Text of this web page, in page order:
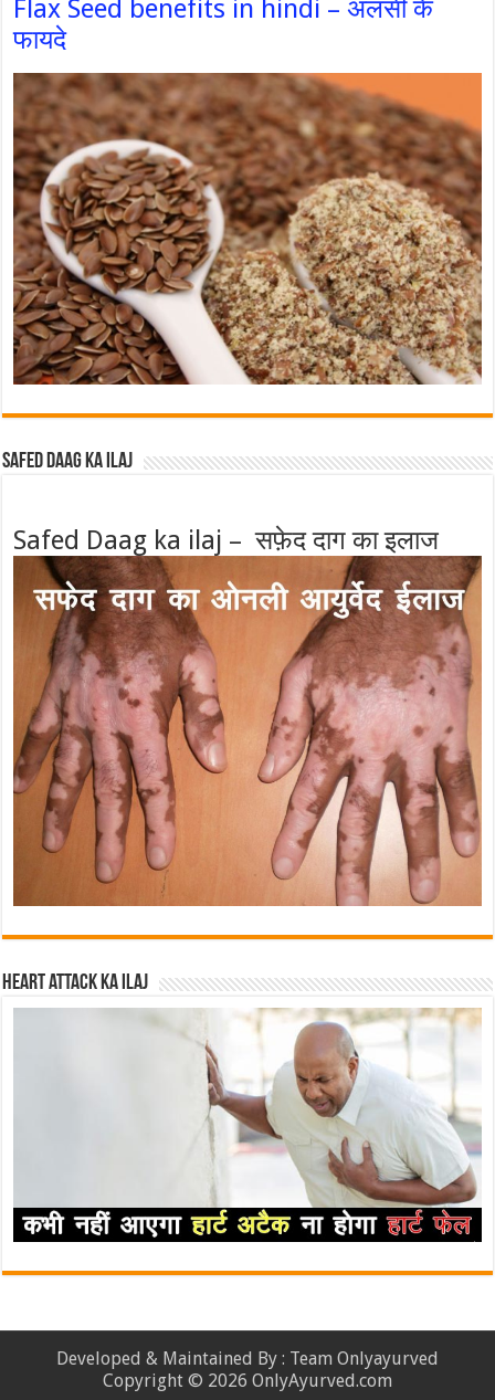
Flax Seed benefits in hindi – अलसी के
फायदे
Safed Daag ka ilaj
Safed Daag ka ilaj – सफ़ेद दाग का इलाज
Heart attack ka ilaj
Developed & Maintained By : Team Onlyayurved
Copyright © 2026 OnlyAyurved.com